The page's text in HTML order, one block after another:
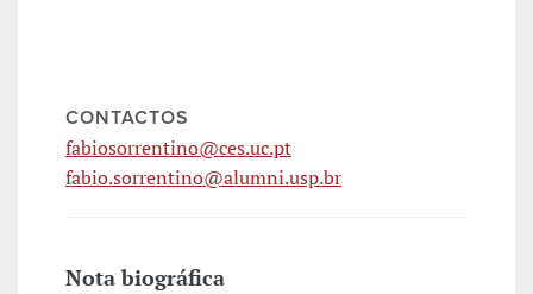
CONTACTOS
fabiosorrentino@ces.uc.pt
fabio.sorrentino@alumni.usp.br
Nota biográfica